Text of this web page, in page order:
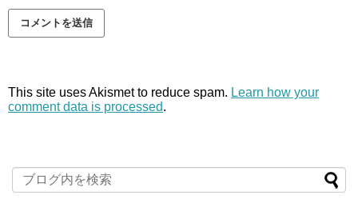
This site uses Akismet to reduce spam. Learn how your
comment data is processed.